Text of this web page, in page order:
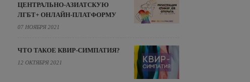
ЦЕНТРАЛЬНО-АЗИАТСКУЮ
ЛГБТ+ ОНЛАЙН-ПЛАТФОРМУ
07 НОЯБРЯ 2021
ЧТО ТАКОЕ КВИР-СИМПАТИЯ?
12 ОКТЯБРЯ 2021